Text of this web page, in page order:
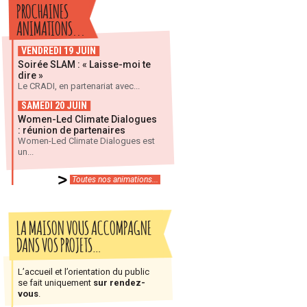
PROCHAINES
ANIMATIONS...
VENDREDI 19 JUIN
Soirée SLAM : « Laisse-moi te
dire »
Le CRADI, en partenariat avec...
SAMEDI 20 JUIN
Women-Led Climate Dialogues
: réunion de partenaires
Women-Led Climate Dialogues est
un...
Toutes nos animations...
LA MAISON VOUS ACCOMPAGNE
DANS VOS PROJETS…
L’accueil et l’orientation du public
se fait uniquement sur rendez-
vous